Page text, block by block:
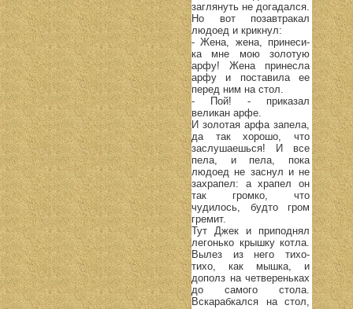
заглянуть не догадался.
Но вот позавтракал
людоед и крикнул:
- Жена, жена, принеси-
ка мне мою золотую
арфу! Жена принесла
арфу и поставила ее
перед ним на стол.
- Пой! - приказал
великан арфе.
И золотая арфа запела,
да так хорошо, что
заслушаешься! И все
пела, и пела, пока
людоед не заснул и не
захрапел: а храпел он
так громко, что
чудилось, будто гром
гремит.
Тут Джек и приподнял
легонько крышку котла.
Вылез из него тихо-
тихо, как мышка, и
дополз на четвереньках
до самого стола.
Вскарабкался на стол,